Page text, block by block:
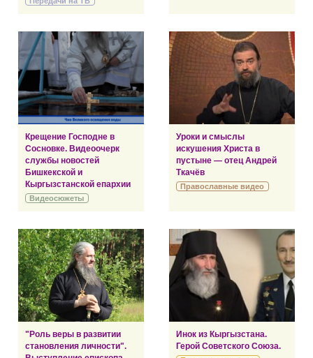
Крещение Господне в
Сосновке. Видеоочерк
службы новостей
Бишкекской и
Кыргызстанской епархии
Видеосюжеты
Уроки и смыслы
искушения Христа в
пустыне — отец Андрей
Ткачёв
Православные видео
"Роль веры в развитии
становления личности".
Инок из Кыргызстана.
Герой Советского Союза.